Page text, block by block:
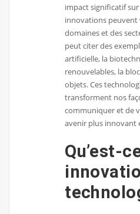
impact significatif
innovations peuvent
domaines et des
peut citer des
artificielle, la
renouvelables, la
objets. Ces
transforment nos
communiquer et de
avenir plus innovant
Qu’est-